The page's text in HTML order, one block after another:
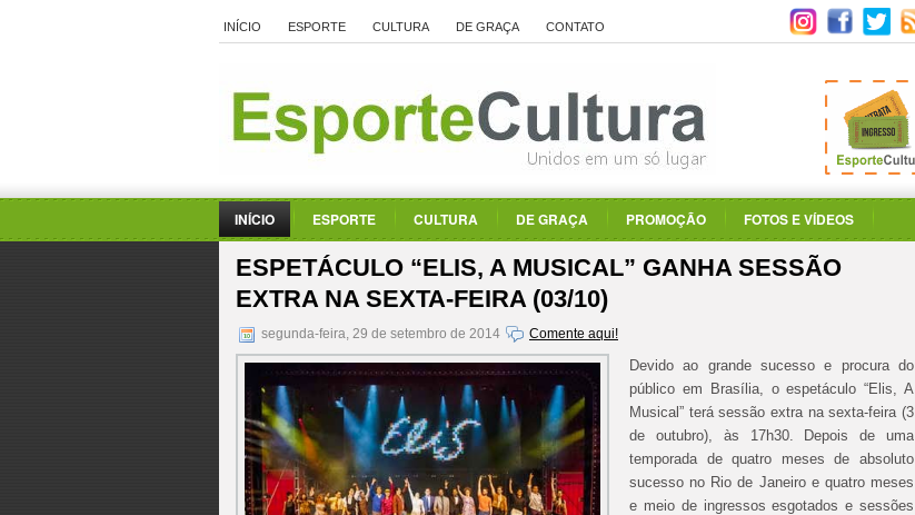
INÍCIO ESPORTE CULTURA DE GRAÇA CONTATO
INÍCIO ESPORTE CULTURA DE GRAÇA PROMOÇÃO FOTOS E VÍDEOS
ESPETÁCULO “ELIS, A MUSICAL” GANHA SESSÃO
EXTRA NA SEXTA-FEIRA (03/10)
segunda-feira, 29 de setembro de 2014 Comente aqui!
Devido ao grande sucesso e procura do
público em Brasília, o espetáculo “Elis, A
Musical” terá sessão extra na sexta-feira (3
de outubro), às 17h30.
Depois de uma
temporada de quatro meses de absoluto
sucesso no Rio de Janeiro e quatro meses
e meio de ingressos esgotados e sessões